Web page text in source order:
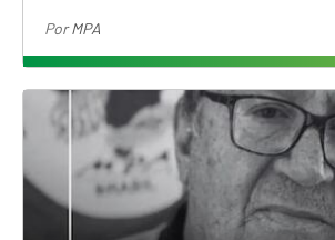
PorMPA